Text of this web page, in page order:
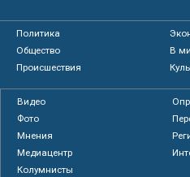
Политика
Общество
В
Происшествия
Видео
Фото
Мнения
Медиацентр
Колумнисты